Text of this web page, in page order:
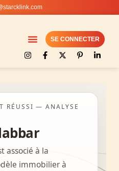
SE CONNECTER
RÉUSSI — ANALYSE
associé à la
immobilier à